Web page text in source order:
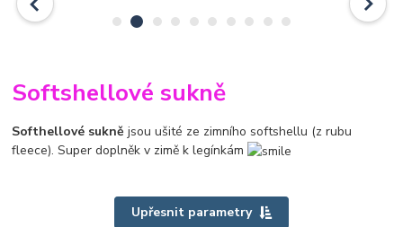
Softshellové sukně
Softhellové suknějsou ušité ze zimního softshellu (z rubu
fleece). Super doplněk v zimě k legínkám
Upřesnit parametry